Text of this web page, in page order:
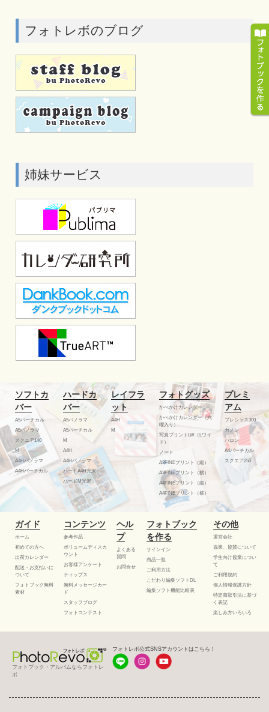
フォトレボのブログ
姉妹サービス
ソフトカ
バー
A5バーチカル
A5パノラマ
スクエア140
M
A4Hパノラマ
A4Hバーチカル
ハードカ
バー
A5パノラマ
A5バーチカル
M
A4H
A4Hパノラマ
ハードA4H光沢
ハードM光沢
レイフラ
ット
A4H
M
フォトグッズ
かべかけカレンダー
かべかけカレンダー（六
曜入り）
写真プリントLW（Lワイ
ド）
ノート
A3FINEプリント（縦）
A3FINEプリント（横）
A4FINEプリント（縦）
A4FINEプリント（横）
プレミ
アム
プレシャス300
カノン
バロン
A4バーチカル
スクエア250
ガイド
ホーム
初めての方へ
出荷カレンダー
配送・お支払いに
ついて
フォトブック無料
素材
コンテンツ
参考作品
ボリュームディスカ
ウント
お客様アンケート
ティップス
無料メッセージカー
ド
スタッフブログ
フォトコンテスト
ヘル
プ
よくある
質問
お問合せ
フォトブック
を作る
サインイン
商品一覧
ご利用方法
こだわり編集ソフトDL
編集ソフト機能比較表
その他
運営会社
協業、協賛について
学生向け協業につい
て
ご利用規約
個人情報保護方針
特定商取引法に基づ
く表記
楽しみ方いろいろ
フォトブック・アルバムならフォトレ
ボ
フォトレボ公式SNSアカウントはこちら！